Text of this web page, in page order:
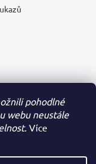
pohodlné
webu neustále
Více